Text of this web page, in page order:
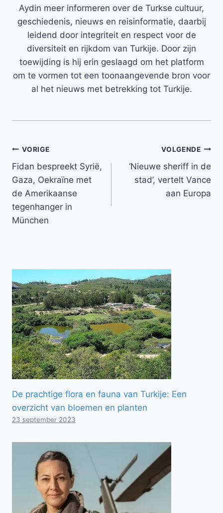
Aydin meer informeren over de Turkse cultuur,
geschiedenis, nieuws en reisinformatie, daarbij
leidend door integriteit en respect voor de
diversiteit en rijkdom van Turkije. Door zijn
toewijding is hij erin geslaagd om het platform
om te vormen tot een toonaangevende bron voor
al het nieuws met betrekking tot Turkije.
Bericht
navigatie
VORIGE
Fidan bespreekt Syrië,
Gaza, Oekraïne met
de Amerikaanse
tegenhanger in
München
VOLGENDE
‘Nieuwe sheriff in de
stad’, vertelt Vance
aan Europa
De prachtige flora en fauna van Turkije: Een
overzicht van bloemen en planten
23 september 2023